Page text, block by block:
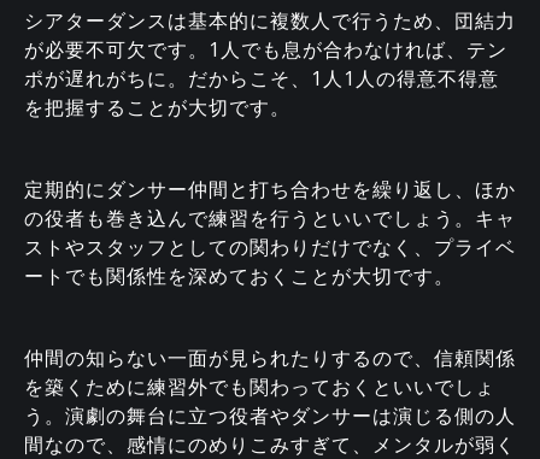
シアターダンスは基本的に複数人で行うため、団結力
が必要不可欠です。1人でも息が合わなければ、テン
ポが遅れがちに。だからこそ、1人1人の得意不得意
を把握することが大切です。
定期的にダンサー仲間と打ち合わせを繰り返し、ほか
の役者も巻き込んで練習を行うといいでしょう。キャ
ストやスタッフとしての関わりだけでなく、プライベ
ートでも関係性を深めておくことが大切です。
仲間の知らない一面が見られたりするので、信頼関係
を築くために練習外でも関わっておくといいでしょ
う。演劇の舞台に立つ役者やダンサーは演じる側の人
間なので、感情にのめりこみすぎて、メンタルが弱く